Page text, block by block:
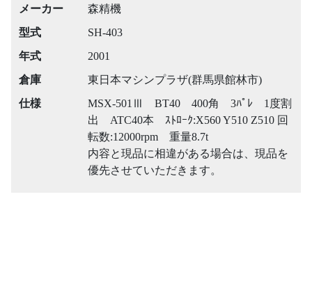
メーカー
森精機
型式
SH-403
年式
2001
倉庫
東日本マシンプラザ(群馬県館林市)
仕様
MSX-501Ⅲ BT40 400角 3ﾊﾟﾚ 1度割
出 ATC40本 ｽﾄﾛｰｸ:X560 Y510 Z510 回
転数:12000rpm 重量8.7t
内容と現品に相違がある場合は、現品を
優先させていただきます。